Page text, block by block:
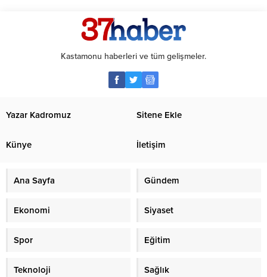
Kastamonu haberleri ve tüm gelişmeler.
Yazar Kadromuz Sitene Ekle
Künye İletişim
Ana Sayfa Gündem
Ekonomi Siyaset
Spor Eğitim
Teknoloji Sağlık